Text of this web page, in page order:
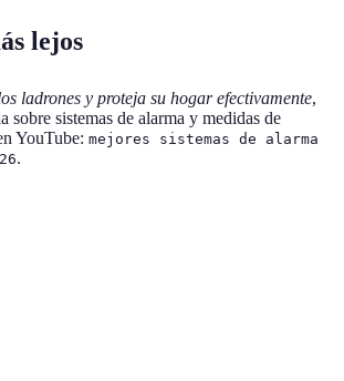
lejos
ladrones y proteja su hogar efectivamente,
sobre sistemas de alarma y medidas de
YouTube: mejores sistemas de alarma
.